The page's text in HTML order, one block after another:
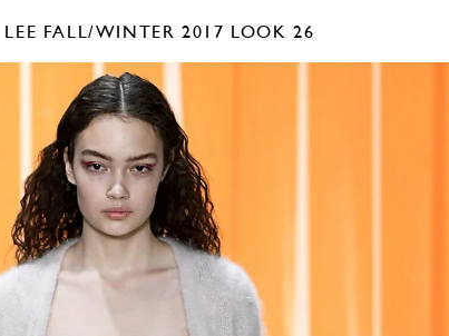
FALL/WINTER 2017 LOOK 26